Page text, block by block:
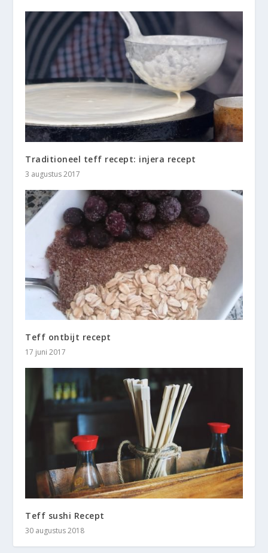
Traditioneel teff recept: injera recept
3 augustus 2017
Teff ontbijt recept
17 juni 2017
Teff sushi Recept
30 augustus 2018